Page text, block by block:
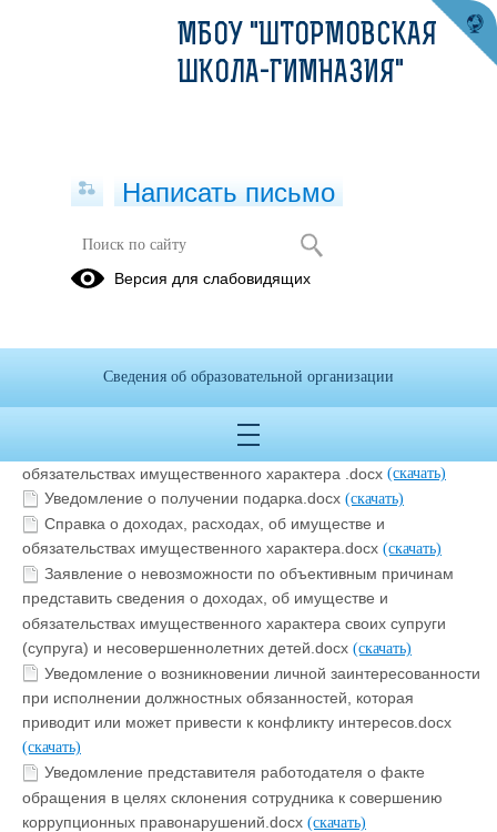
Формы документов, связанных с
противодействием коррупции, для
Сведения о доходах, расходах, об имуществе и
обязательствах имущественного характера .docx (скачать)
Уведомление о получении подарка.docx (скачать)
Справка о доходах, расходах, об имуществе и
обязательствах имущественного характера.docx (скачать)
Заявление о невозможности по объективным причинам
представить сведения о доходах, об имуществе и
обязательствах имущественного характера своих супруги
(супруга) и несовершеннолетних детей.docx (скачать)
Уведомление о возникновении личной заинтересованности
при исполнении должностных обязанностей, которая
приводит или может привести к конфликту интересов.docx
(скачать)
Уведомление представителя работодателя о факте
обращения в целях склонения сотрудника к совершению
коррупционных правонарушений.docx (скачать)
МБОУ "ШТОРМОВСКАЯ
ШКОЛА-ГИМНАЗИЯ"
Написать письмо
Версия для слабовидящих
Сведения об образовательной организации